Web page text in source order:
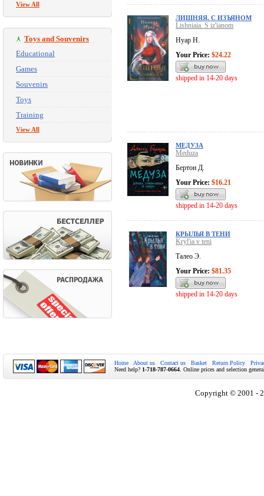
View All
Toys and Souvenirs
Educational
Games
Souvenirs
Toys
Training
View All
ЛИШНЯЯ. С ИЗЪЯНОМ
Lishniaia. S iz'ianom
Нуар Н.
Your Price: $24.22
shipped in 14-20 days
МЕДУЗА
Meduza
Бертон Д.
Your Price: $16.21
shipped in 14-20 days
КРЫЛЬЯ В ТЕНИ
Kryl'ia v teni
Талео Э.
Your Price: $81.35
shipped in 14-20 days
Home About us Contact us Basket Return Policy
Need help? 1-718-787-0664 . Online prices and selection
Copyright © 2001 -